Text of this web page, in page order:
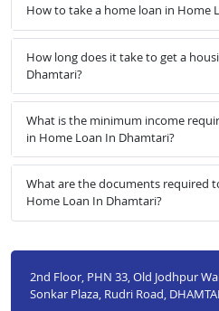
How to take a home loan in Home
How long does it take to get a
Dhamtari?
What is the minimum income
in Home Loan In Dhamtari?
What are the documents required
Home Loan In Dhamtari?
2nd Floor, PHN 33, Old Jodhpur
Sonkar Plaza, Rudri Road,